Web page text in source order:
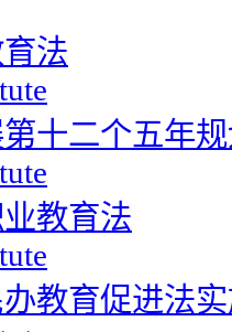
法
十二个五年
教育法
教育促进法